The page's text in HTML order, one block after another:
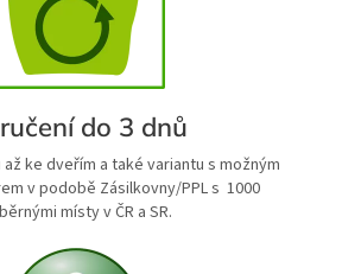
do 3 dnů
ke dveřím a také variantu s možným
v podobě Zásilkovny/PPL s 1000
místy v ČR a SR.